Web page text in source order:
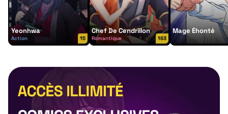
Yeonhwa
Action 15
Chef De Cendrillon
Romantique 163
Mage Éhonté